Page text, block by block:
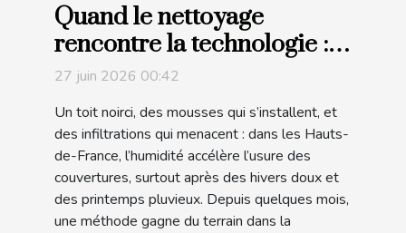
Quand le nettoyage
rencontre la technologie :
récit d’une toiture sauvée
par drone
27 juin 2026 00:42
Un toit noirci, des mousses qui s’installent, et
des infiltrations qui menacent : dans les Hauts-
de-France, l’humidité accélère l’usure des
couvertures, surtout après des hivers doux et
des printemps pluvieux. Depuis quelques mois,
une méthode gagne du terrain dans la